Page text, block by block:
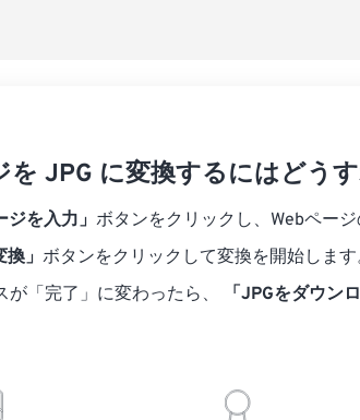
を JPG に変換するにはどう
ジを入力」 ボタンをクリックし、Webページ
換」 ボタンをクリックして変換を開始します
が「完了」に変わったら、
「JPGをダウン